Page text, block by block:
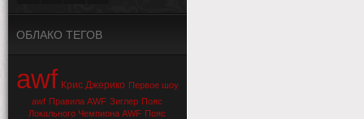
ОБЛАКО ТЕГОВ
awf Крис Джерико Первое шоу
awf Правила AWF Зиглер Пояс
Локального Чемпиона AWF Пояс